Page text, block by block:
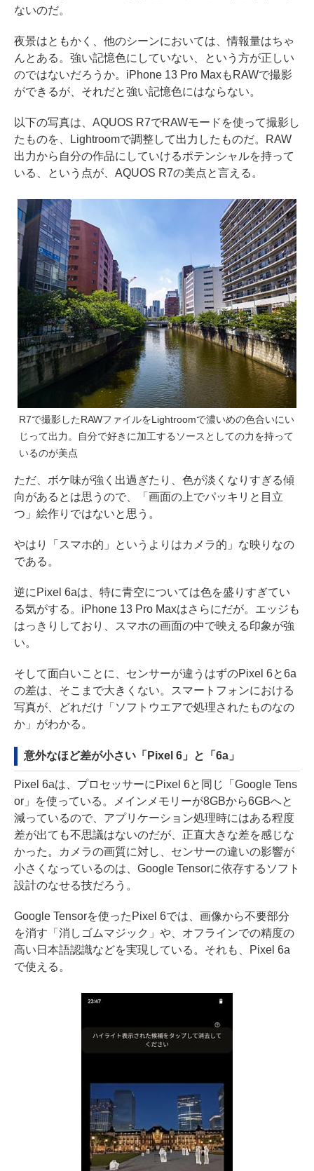
ないのだ。
夜景はともかく、他のシーンにおいては、情報量はちゃ
んとある。強い記憶色にしていない、という方が正しい
のではないだろうか。iPhone 13 Pro MaxもRAWで撮影
ができるが、それだと強い記憶色にはならない。
以下の写真は、AQUOS R7でRAWモードを使って撮影し
たものを、Lightroomで調整して出力したものだ。RAW
出力から自分の作品にしていけるポテンシャルを持って
いる、という点が、AQUOS R7の美点と言える。
R7で撮影したRAWファイルをLightroomで濃いめの色合いにい
じって出力。自分で好きに加工するソースとしての力を持って
いるのが美点
ただ、ボケ味が強く出過ぎたり、色が淡くなりすぎる傾
向があるとは思うので、「画面の上でパッキリと目立
つ」絵作りではないと思う。
やはり「スマホ的」というよりはカメラ的」な映りなの
である。
逆にPixel 6aは、特に青空については色を盛りすぎてい
る気がする。iPhone 13 Pro Maxはさらにだが。エッジも
はっきりしており、スマホの画面の中で映える印象が強
い。
そして面白いことに、センサーが違うはずのPixel 6と6a
の差は、そこまで大きくない。スマートフォンにおける
写真が、どれだけ「ソフトウエアで処理されたものなの
か」がわかる。
意外なほど差が小さい「Pixel 6」と「6a」
Pixel 6aは、プロセッサーにPixel 6と同じ「Google Tens
or」を使っている。メインメモリーが8GBから6GBへと
減っているので、アプリケーション処理時にはある程度
差が出ても不思議はないのだが、正直大きな差を感じな
かった。カメラの画質に対し、センサーの違いの影響が
小さくなっているのは、Google Tensorに依存するソフト
設計のなせる技だろう。
Google Tensorを使ったPixel 6では、画像から不要部分
を消す「消しゴムマジック」や、オフラインでの精度の
高い日本語認識などを実現している。それも、Pixel 6a
で使える。